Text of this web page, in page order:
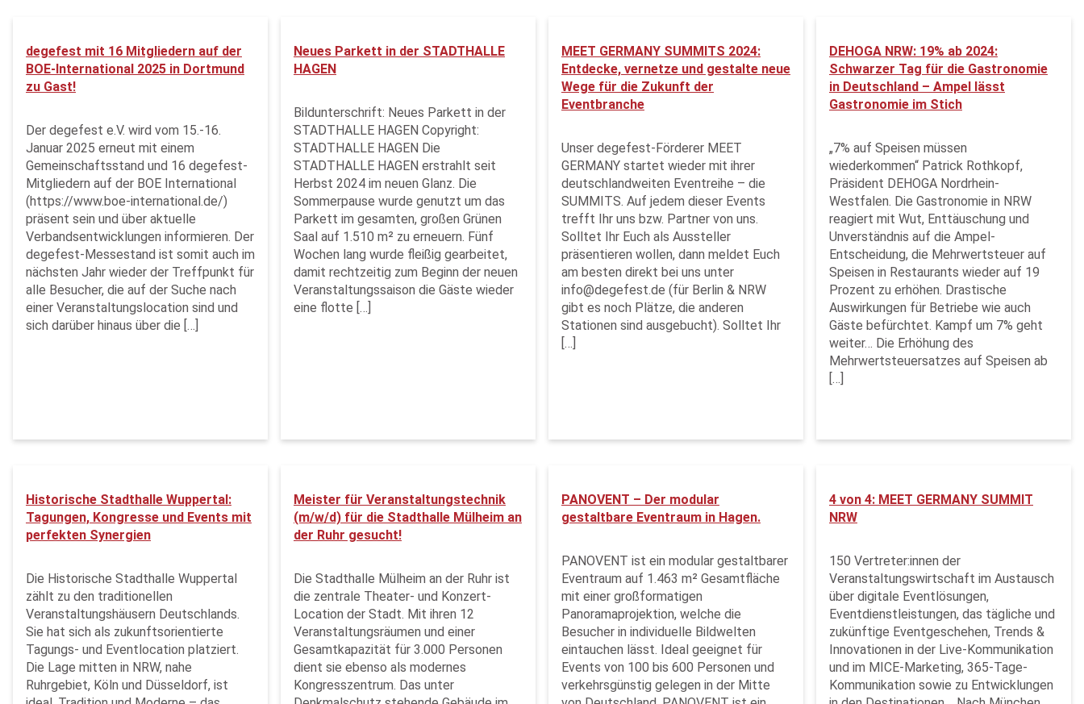
degefest mit 16 Mitgliedern auf der
BOE-International 2025 in Dortmund
zu Gast!
Der degefest e.V. wird vom 15.-16.
Januar 2025 erneut mit einem
Gemeinschaftsstand und 16 degefest-
Mitgliedern auf der BOE International
(https://www.boe-international.de/)
präsent sein und über aktuelle
Verbandsentwicklungen informieren. Der
degefest-Messestand ist somit auch im
nächsten Jahr wieder der Treffpunkt für
alle Besucher, die auf der Suche nach
einer Veranstaltungslocation sind und
sich darüber hinaus über die […]
Neues Parkett in der STADTHALLE
HAGEN
Bildunterschrift: Neues Parkett in der
STADTHALLE HAGEN Copyright:
STADTHALLE HAGEN Die
STADTHALLE HAGEN erstrahlt seit
Herbst 2024 im neuen Glanz. Die
Sommerpause wurde genutzt um das
Parkett im gesamten, großen Grünen
Saal auf 1.510 m² zu erneuern. Fünf
Wochen lang wurde fleißig gearbeitet,
damit rechtzeitig zum Beginn der neuen
Veranstaltungssaison die Gäste wieder
eine flotte […]
MEET GERMANY SUMMITS 2024:
Entdecke, vernetze und gestalte neue
Wege für die Zukunft der
Eventbranche
Unser degefest-Förderer MEET
GERMANY startet wieder mit ihrer
deutschlandweiten Eventreihe – die
SUMMITS. Auf jedem dieser Events
trefft Ihr uns bzw. Partner von uns.
Solltet Ihr Euch als Aussteller
präsentieren wollen, dann meldet Euch
am besten direkt bei uns unter
info@degefest.de (für Berlin & NRW
gibt es noch Plätze, die anderen
Stationen sind ausgebucht). Solltet Ihr
[…]
DEHOGA NRW: 19% ab 2024:
Schwarzer Tag für die Gastronomie
in Deutschland – Ampel lässt
Gastronomie im Stich
„7% auf Speisen müssen
wiederkommen“ Patrick Rothkopf,
Präsident DEHOGA Nordrhein-
Westfalen. Die Gastronomie in NRW
reagiert mit Wut, Enttäuschung und
Unverständnis auf die Ampel-
Entscheidung, die Mehrwertsteuer auf
Speisen in Restaurants wieder auf 19
Prozent zu erhöhen. Drastische
Auswirkungen für Betriebe wie auch
Gäste befürchtet. Kampf um 7% geht
weiter… Die Erhöhung des
Mehrwertsteuersatzes auf Speisen ab
[…]
Historische Stadthalle Wuppertal:
Tagungen, Kongresse und Events mit
perfekten Synergien
Die Historische Stadthalle Wuppertal
zählt zu den traditionellen
Veranstaltungshäusern Deutschlands.
Sie hat sich als zukunftsorientierte
Tagungs- und Eventlocation platziert.
Die Lage mitten in NRW, nahe
Ruhrgebiet, Köln und Düsseldorf, ist
Meister für Veranstaltungstechnik
(m/w/d) für die Stadthalle Mülheim an
der Ruhr gesucht!
Die Stadthalle Mülheim an der Ruhr ist
die zentrale Theater- und Konzert-
Location der Stadt. Mit ihren 12
Veranstaltungsräumen und einer
Gesamtkapazität für 3.000 Personen
dient sie ebenso als modernes
Kongresszentrum. Das unter
PANOVENT – Der modular
gestaltbare Eventraum in Hagen.
PANOVENT ist ein modular gestaltbarer
Eventraum auf 1.463 m² Gesamtfläche
mit einer großformatigen
Panoramaprojektion, welche die
Besucher in individuelle Bildwelten
eintauchen lässt. Ideal geeignet für
Events von 100 bis 600 Personen und
verkehrsgünstig gelegen in der Mitte
4 von 4: MEET GERMANY SUMMIT
NRW
150 Vertreter:innen der
Veranstaltungswirtschaft im Austausch
über digitale Eventlösungen,
Eventdienstleistungen, das tägliche und
zukünftige Eventgeschehen, Trends &
Innovationen in der Live-Kommunikation
und im MICE-Marketing, 365-Tage-
Kommunikation sowie zu Entwicklungen